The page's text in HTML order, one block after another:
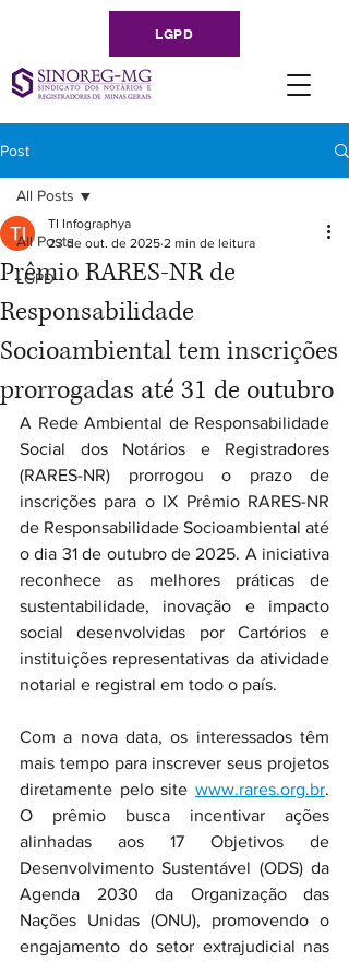
LGPD
Post
All Posts
LGPD
All Posts
Prêmio RARES-NR de
Responsabilidade
Socioambiental tem inscrições
prorrogadas até 31 de outubro
TI Infographya
23 de out. de 2025 2 min de leitura
A Rede Ambiental de Responsabilidade
Social dos Notários e Registradores
(RARES-NR) prorrogou o prazo de
inscrições para o IX Prêmio RARES-NR
de Responsabilidade Socioambiental até
o dia 31 de outubro de 2025. A iniciativa
reconhece as melhores práticas de
sustentabilidade, inovação e impacto
social desenvolvidas por Cartórios e
instituições representativas da atividade
notarial e registral em todo o país.
Com a nova data, os interessados têm
mais tempo para inscrever seus projetos
diretamente pelo site www.rares.org.br.
O prêmio busca incentivar ações
alinhadas aos 17 Objetivos de
Desenvolvimento Sustentável (ODS) da
Agenda 2030 da Organização das
Nações Unidas (ONU), promovendo o
engajamento do setor extrajudicial nas